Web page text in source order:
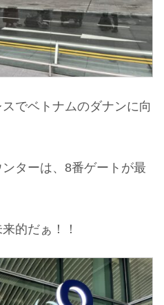
でベトナムのダナンに向
ターは、8番ゲートが最
的だぁ！！